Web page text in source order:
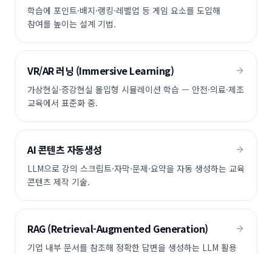
학습에 포인트·배지·랭킹·레벨업 등 게임 요소를 도입해
참여를 높이는 설계 기법.
VR/AR 러닝 (Immersive Learning)
가상현실·증강현실 몰입형 시뮬레이션 학습 — 안전·의료·제조
교육에서 표준화 중.
AI 콘텐츠 자동생성
LLM으로 강의 스크립트·자막·문제·요약을 자동 생성하는 교육
콘텐츠 제작 기술.
RAG (Retrieval-Augmented Generation)
기업 내부 문서를 참조해 정확한 답변을 생성하는 LLM 활용